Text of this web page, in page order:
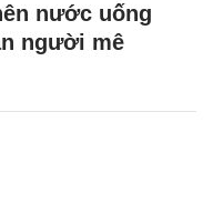
nước uống
người mê